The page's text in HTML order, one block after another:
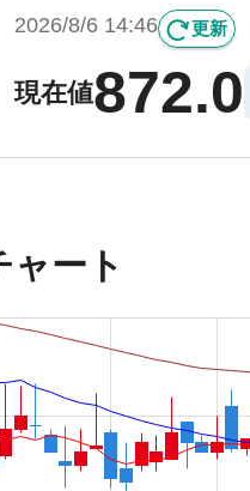
2026/8/6 14:46 更新
現在値872.0
ャート